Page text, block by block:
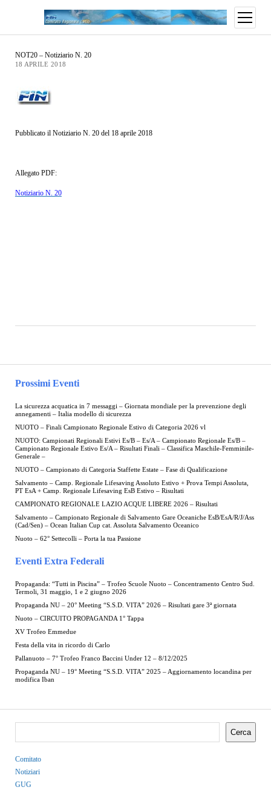
Prossimi Eventi
La sicurezza acquatica in 7 messaggi – Giornata mondiale per la prevenzione degli
annegamenti – Italia modello di sicurezza
NUOTO – Finali Campionato Regionale Estivo di Categoria 2026 vl
NUOTO: Campionati Regionali Estivi Es/B – Es/A – Campionato Regionale Es/B –
Campionato Regionale Estivo Es/A – Risultati Finali – Classifica Maschile-Femminile-
Generale –
NUOTO – Campionato di Categoria Staffette Estate – Fase di Qualificazione
Salvamento – Camp. Regionale Lifesaving Assoluto Estivo + Prova Tempi Assoluta,
PT EsA + Camp. Regionale Lifesaving EsB Estivo – Risultati
CAMPIONATO REGIONALE LAZIO ACQUE LIBERE 2026 – Risultati
Salvamento – Campionato Regionale di Salvamento Gare Oceaniche EsB/EsA/R/J/Ass
(Cad/Sen) – Ocean Italian Cup cat. Assoluta Salvamento Oceanico
Nuoto – 62° Settecolli – Porta la tua Passione
Eventi Extra Federali
Propaganda: “Tutti in Piscina” – Trofeo Scuole Nuoto – Concentramento Centro Sud.
Termoli, 31 maggio, 1 e 2 giugno 2026
Propaganda NU – 20° Meeting “S.S.D. VITA” 2026 – Risultati gare 3ª giornata
Nuoto – CIRCUITO PROPAGANDA 1° Tappa
XV Trofeo Emmedue
Festa della vita in ricordo di Carlo
Pallanuoto – 7° Trofeo Franco Baccini Under 12 – 8/12/2025
Propaganda NU – 19° Meeting “S.S.D. VITA” 2025 – Aggiornamento locandina per
modifica Iban
NOT20 – Notiziario N. 20
18 APRILE 2018
Pubblicato il Notiziario N. 20 del 18 aprile 2018
Allegato PDF:
Notiziario N. 20
Cerca
Comitato
Notiziari
GUG